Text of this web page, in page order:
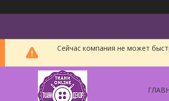
Сейчас компания не может